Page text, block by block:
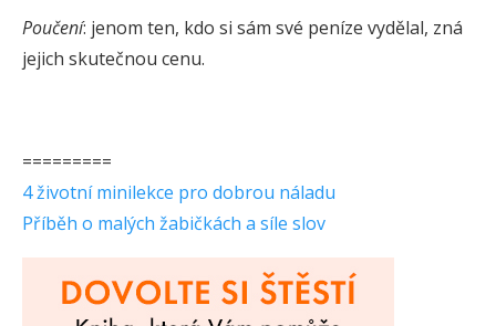
Poučení: jenom ten, kdo si sám své peníze vydělal, zná
jejich skutečnou cenu.
=========
4 životní minilekce pro dobrou náladu
Příběh o malých žabičkách a síle slov